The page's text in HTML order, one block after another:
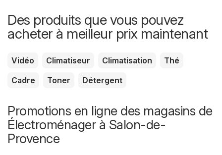
Des produits que vous pouvez
acheter à meilleur prix maintenant
Vidéo Climatiseur Climatisation
Thé
Cadre
Toner Détergent
Promotions en ligne des magasins de
Électroménager à Salon-de-
Provence